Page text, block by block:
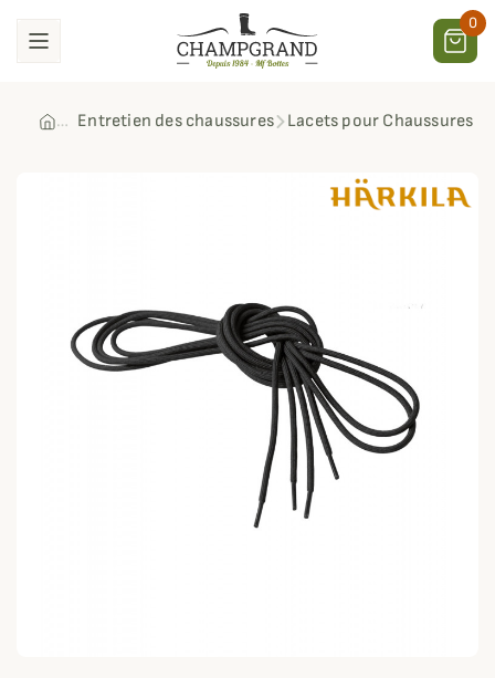
0
Entretien des chaussures Lacets pour Chaussures